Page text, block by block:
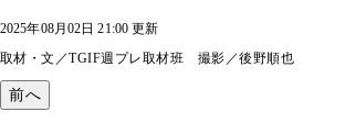
2025年08月02日 21:00 更新
取材・文／TGIF週プレ取材班 撮影／後野順也
前へ